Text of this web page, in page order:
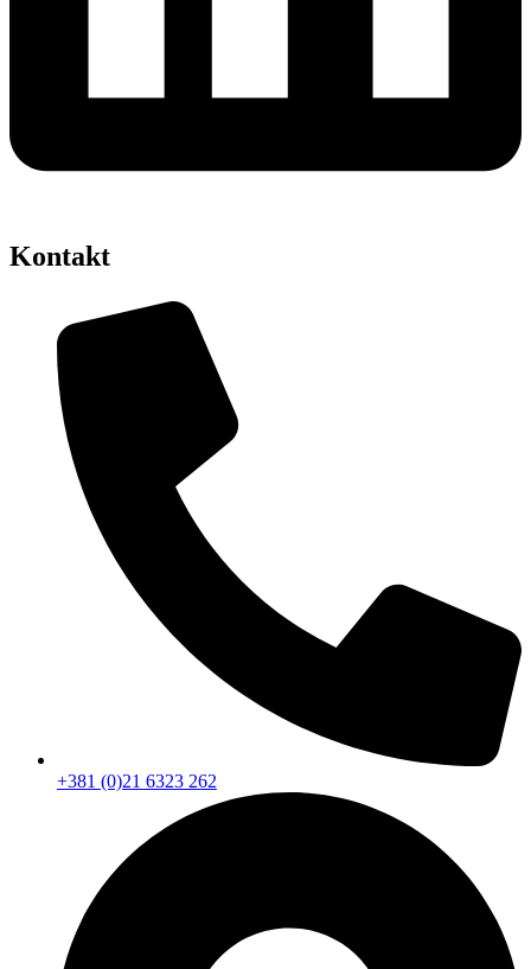
Kontakt
+381 (0)21 6323 262